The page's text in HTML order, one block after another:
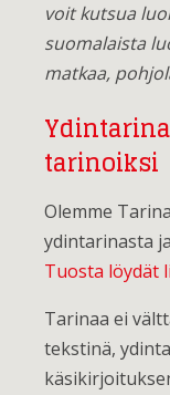
voit kutsua
suomalaista
matkaa,
tarinoiksi
Olemme
ydintarinasta
Tuosta löydät
Tarinaa ei
tekstinä,